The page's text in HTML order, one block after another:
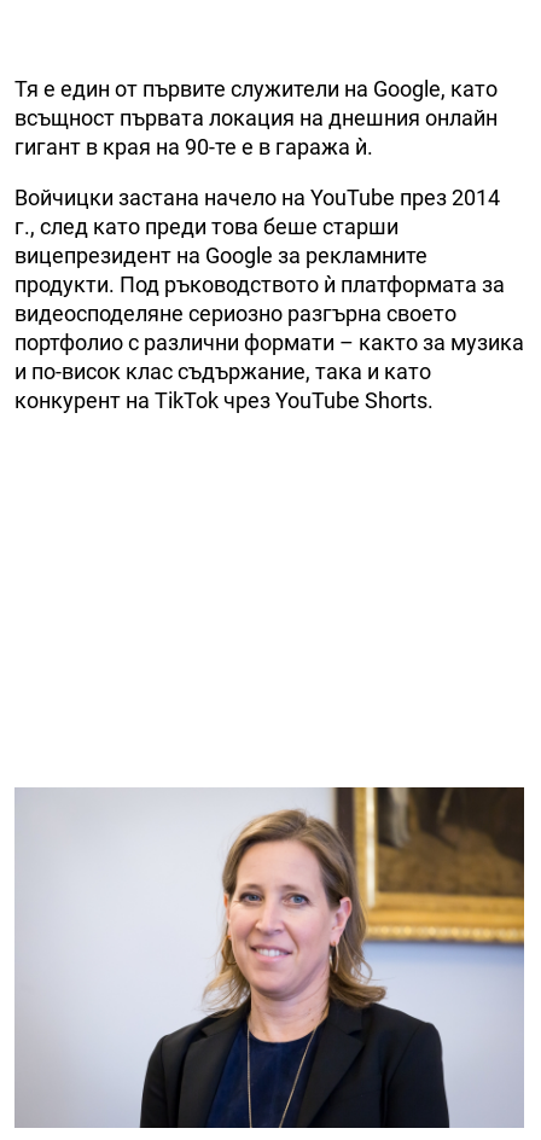
Тя е един от първите служители на Google, като
всъщност първата локация на днешния онлайн
гигант в края на 90-те е в гаража ѝ.
Войчицки застана начело на YouTube през 2014
г., след като преди това беше старши
вицепрезидент на Google за рекламните
продукти. Под ръководството ѝ платформата за
видеосподеляне сериозно разгърна своето
портфолио с различни формати – както за музика
и по-висок клас съдържание, така и като
конкурент на TikTok чрез YouTube Shorts.